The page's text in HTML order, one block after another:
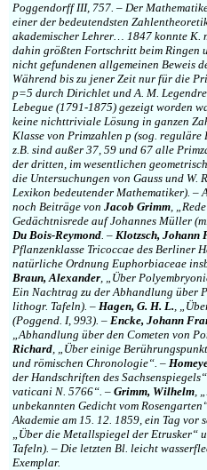
Poggendorff III, 757. – Der
einer der bedeutendsten
akademischer Lehrer… 1847 konnte K.
dahin größten Fortschritt beim Ringen
nicht gefundenen allgemeinen Beweis
Während bis zu jener Zeit nur für die
p=5 durch Dirichlet und A. M.
Lebegue (1791-1875) gezeigt worden
keine nichttriviale Lösung in ganzen
Klasse von Primzahlen p (sog.
z.B. sind außer 37, 59 und 67 alle
der dritten, im wesentlichen
die Untersuchungen von Gauss und W.
Lexikon bedeutender Mathematiker). –
noch Beiträge von Jacob Grimm,
Gedächtnisrede auf Johannes Müller
Du Bois-Reymond. – Klotzsch, Johann
Pflanzenklasse Tricoccae des Berliner
natürliche Ordnung Euphorbiaceae
Braun, Alexander, „Über
Ein Nachtrag zu der Abhandlung über
lithogr. Tafeln). – Hagen, G. H. L.,
(Poggend. I, 993). – Encke, Johann
„Abhandlung über den Cometen von
Richard, „Über einige
und römischen Chronologie“. –
der Handschriften des
vaticani N. 5766“. – Grimm, Wilhelm,
unbekannten Gedicht vom
Akademie am 15. 12. 1859, ein Tag vor
„Über die Metallspiegel der Etrusker“
Tafeln). – Die letzten Bl. leicht
Exemplar.